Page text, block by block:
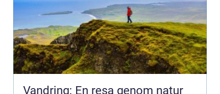
Vandring: En resa genom natur